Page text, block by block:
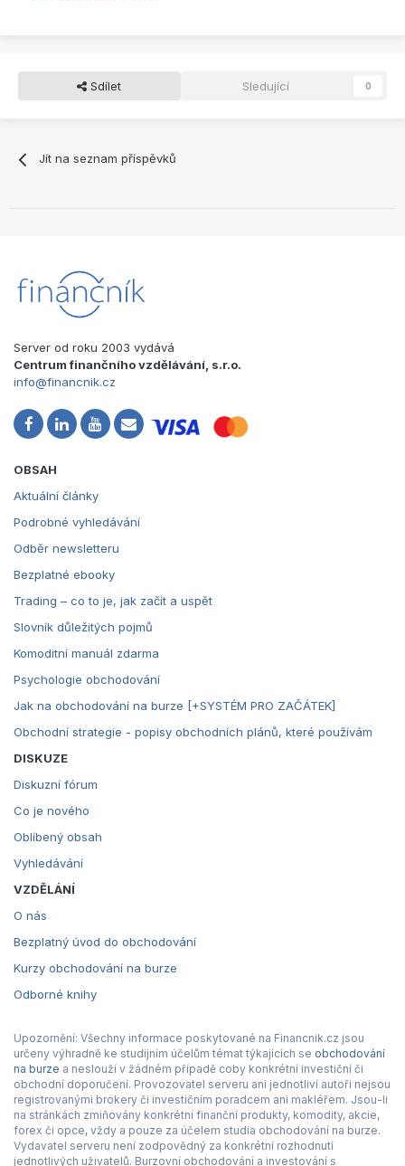
Sdílet Sledující 0
Jít na seznam příspěvků
Server od roku 2003 vydává
Centrum finančního vzdělávání, s.r.o.
info@financnik.cz
OBSAH
Aktuální články
Podrobné vyhledávání
Odběr newsletteru
Bezplatné ebooky
Trading – co to je, jak začít a uspět
Slovník důležitých pojmů
Komoditní manuál zdarma
Psychologie obchodování
Jak na obchodování na burze [+SYSTÉM PRO ZAČÁTEK]
Obchodní strategie - popisy obchodních plánů, které používám
DISKUZE
Diskuzní fórum
Co je nového
Oblíbený obsah
Vyhledávání
VZDĚLÁNÍ
O nás
Bezplatný úvod do obchodování
Kurzy obchodování na burze
Odborné knihy
Upozornění: Všechny informace poskytované na Financnik.cz jsou
určeny výhradně ke studijním účelům témat týkajících se obchodování
na burze a neslouží v žádném případě coby konkrétní investiční či
obchodní doporučení. Provozovatel serveru ani jednotliví autoři nejsou
registrovanými brokery či investičním poradcem ani makléřem. Jsou-li
na stránkách zmiňovány konkrétní finanční produkty, komodity, akcie,
forex či opce, vždy a pouze za účelem studia obchodování na burze.
Vydavatel serveru není zodpovědný za konkrétní rozhodnutí
jednotlivých uživatelů. Burzovní obchodování a investování s